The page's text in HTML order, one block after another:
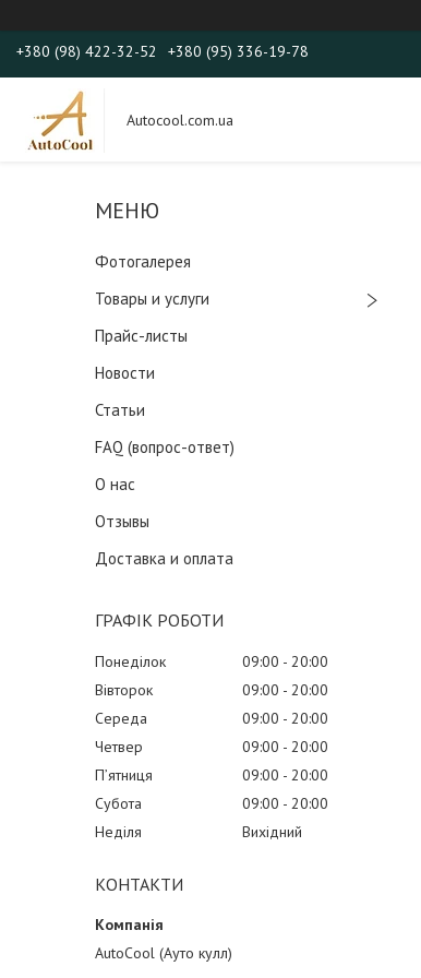
+380 (98) 422-32-52 +380 (95) 336-19-78
Autocool.com.ua
Фотогалерея
Товары и услуги
Прайс-листы
Новости
Статьи
FAQ (вопрос-ответ)
О нас
Отзывы
Доставка и оплата
ГРАФІК РОБОТИ
Понеділок 09:00
20:00
Вівторок
09:00
20:00
Середа
09:00
20:00
Четвер
09:00
20:00
Пʼятниця
09:00
20:00
Субота
09:00
20:00
Неділя
Вихідний
КОНТАКТИ
AutoCool (Ауто кулл)